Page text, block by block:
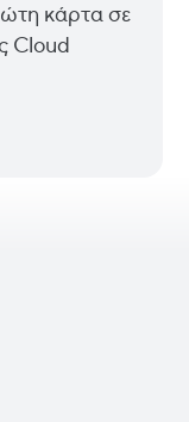
κάρτα σε
Cloud